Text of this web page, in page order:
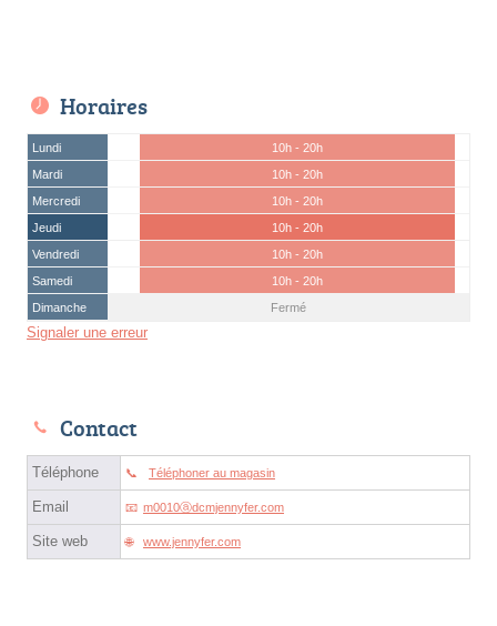
Horaires
Lundi
10h - 20h
Mardi
10h - 20h
Mercredi
10h - 20h
Jeudi
10h - 20h
Vendredi
10h - 20h
Samedi
10h - 20h
Dimanche
Fermé
Signaler une erreur
Contact
Téléphone Téléphoner au magasin
Email m0010ⓐdcmjennyfer.com
Site web www.jennyfer.com